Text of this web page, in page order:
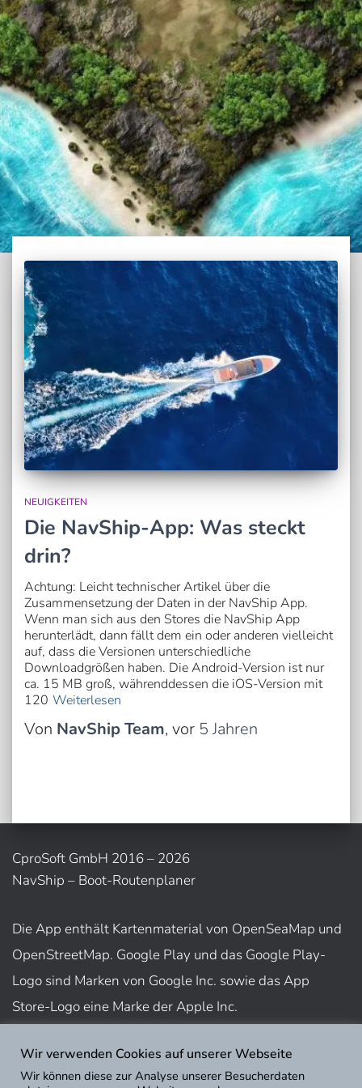
NEUIGKEITEN
Die NavShip-App: Was steckt
drin?
Achtung: Leicht technischer Artikel über die
Zusammensetzung der Daten in der NavShip App.
Wenn man sich aus den Stores die NavShip App
herunterlädt, dann fällt dem ein oder anderen vielleicht
auf, dass die Versionen unterschiedliche
Downloadgrößen haben. Die Android-Version ist nur
ca. 15 MB groß, währenddessen die iOS-Version mit
120 Weiterlesen
Von NavShip Team, vor 5 Jahren
CproSoft GmbH 2016 – 2026
NavShip – Boot-Routenplaner
Die App enthält Kartenmaterial von OpenSeaMap und
OpenStreetMap. Google Play und das Google Play-
Logo sind Marken von Google Inc. sowie das App
Store-Logo eine Marke der Apple Inc.
Nutzungsbedingungen
Impressum
Wir verwenden Cookies auf unserer Webseite
Wir können diese zur Analyse unserer Besucherdaten